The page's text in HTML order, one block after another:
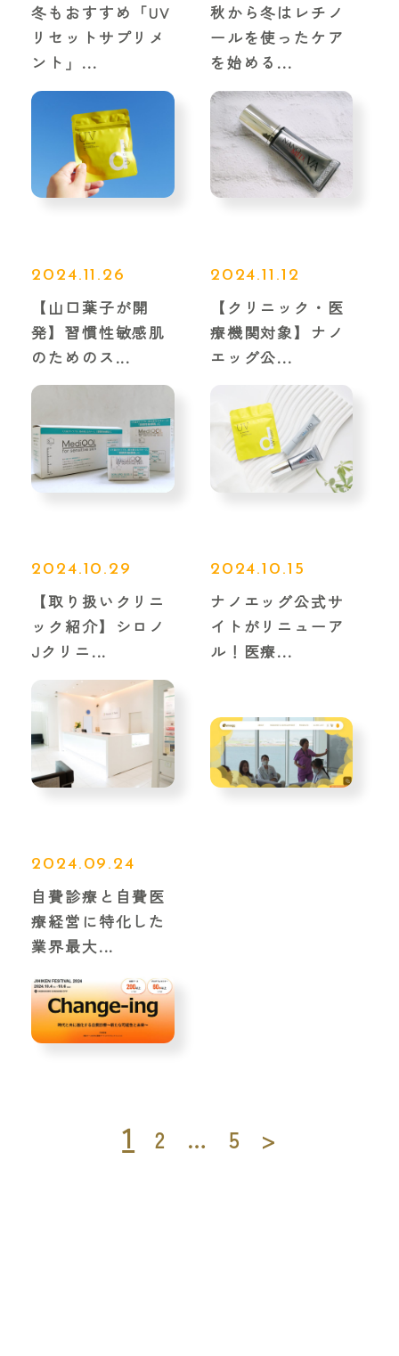
冬もおすすめ「UV
リセットサプリメ
ント」...
秋から冬はレチノ
ールを使ったケア
を始める...
2024.11.26
【山口葉子が開
発】習慣性敏感肌
のためのス...
2024.11.12
【クリニック・医
療機関対象】ナノ
エッグ公...
2024.10.29
【取り扱いクリニ
ック紹介】シロノ
Jクリニ...
2024.10.15
ナノエッグ公式サ
イトがリニューア
ル！医療...
2024.09.24
自費診療と自費医
療経営に特化した
業界最大...
1 2 … 5 >